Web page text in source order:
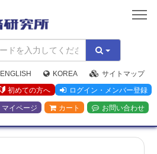
矢
野
経
済
研
究
所
ENGLISH KOREA
サイトマップ
初めての方へ
ログイン・メンバー登録
マイページ カート お問い合わせ